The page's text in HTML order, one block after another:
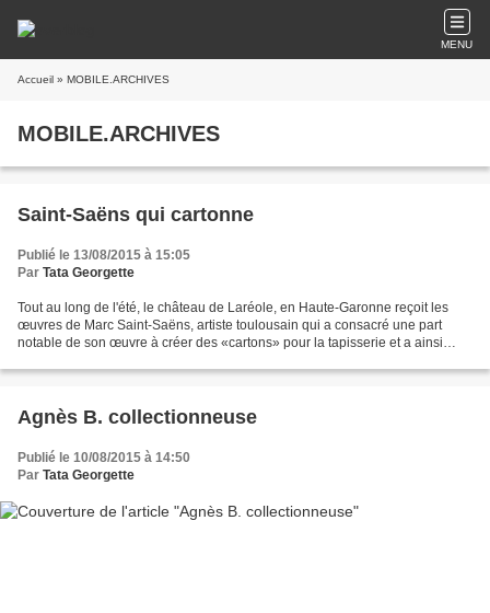
MENU
Accueil » MOBILE.ARCHIVES
MOBILE.ARCHIVES
Saint-Saëns qui cartonne
Publié le 13/08/2015 à 15:05
Par Tata Georgette
Tout au long de l'été, le château de Laréole, en Haute-Garonne reçoit les
œuvres de Marc Saint-Saëns, artiste toulousain qui a consacré une part
notable de son œuvre à créer des «cartons» pour la tapisserie et a ainsi
Agnès B. collectionneuse
Publié le 10/08/2015 à 14:50
Par Tata Georgette